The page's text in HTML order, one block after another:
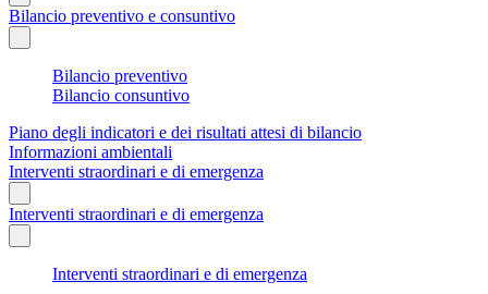
Bilancio preventivo e consuntivo
Bilancio preventivo
Bilancio consuntivo
Piano degli indicatori e dei risultati attesi di bilancio
Informazioni ambientali
Interventi straordinari e di emergenza
Interventi straordinari e di emergenza
Interventi straordinari e di emergenza